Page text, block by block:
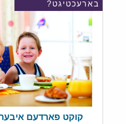
בארעכטיגט?
קוקט פארדעם